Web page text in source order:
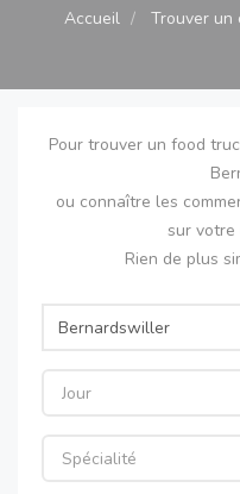
Accueil Trouver un
Pour trouver un food
ou connaître les
sur votre
Rien de plus
Jour
Spécialité